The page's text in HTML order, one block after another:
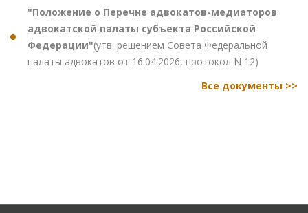
"Положение о Перечне адвокатов-медиаторов
адвокатской палаты субъекта Российской
Федерации"(утв. решением Совета Федеральной
палаты адвокатов от 16.04.2026, протокол N 12)
Все документы >>